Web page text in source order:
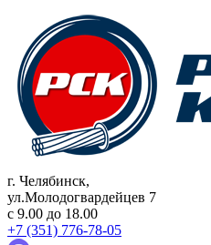
содержанию
г. Челябинск,
ул.Молодогвардейцев 7
c 9.00 до 18.00
+7 (351) 776-78-05